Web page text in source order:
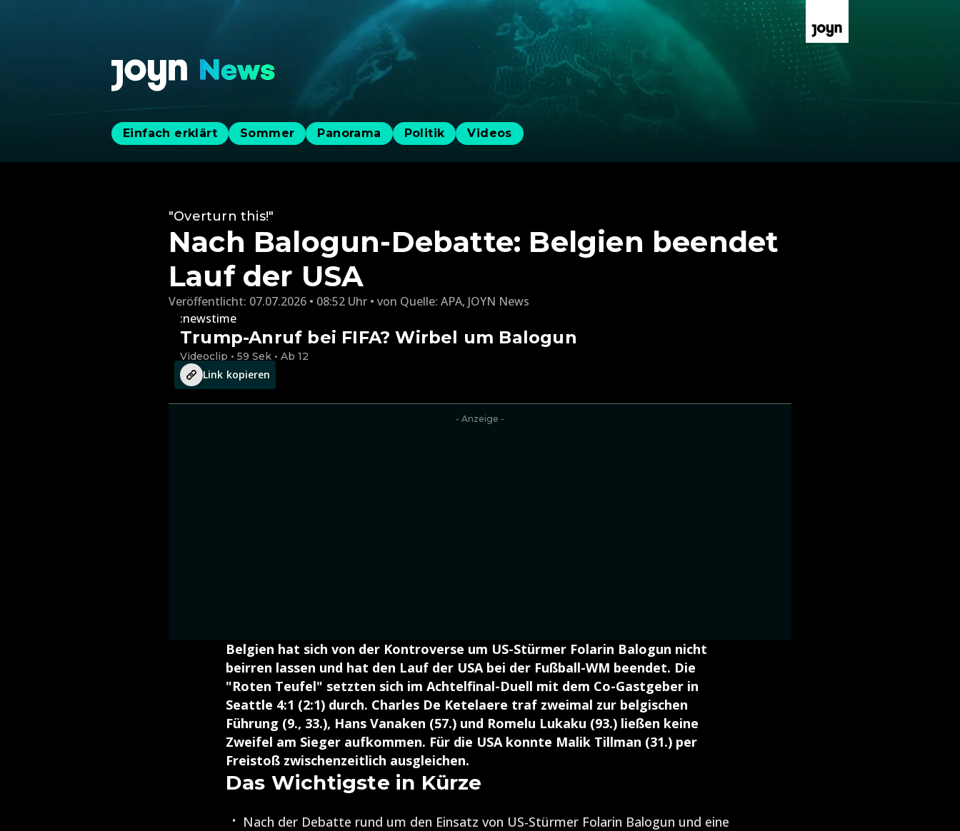
Einfach erklärt Sommer Panorama Politik Videos
"Overturn this!"
Nach Balogun-Debatte: Belgien beendet
Lauf der USA
Veröffentlicht: 07.07.2026 • 08:52 Uhr von Quelle: APA, JOYN News
:newstime
Trump-Anruf bei FIFA? Wirbel um Balogun
Videoclip • 59 Sek • Ab 12
Link kopieren
- Anzeige -
Belgien hat sich von der Kontroverse um US-Stürmer Folarin Balogun nicht
beirren lassen und hat den Lauf der USA bei der Fußball-WM beendet. Die
"Roten Teufel" setzten sich im Achtelfinal-Duell mit dem Co-Gastgeber in
Seattle 4:1 (2:1) durch. Charles De Ketelaere traf zweimal zur belgischen
Führung (9., 33.), Hans Vanaken (57.) und Romelu Lukaku (93.) ließen keine
Zweifel am Sieger aufkommen. Für die USA konnte Malik Tillman (31.) per
Freistoß zwischenzeitlich ausgleichen.
Das Wichtigste in Kürze
Nach der Debatte rund um den Einsatz von US-Stürmer Folarin Balogun und eine